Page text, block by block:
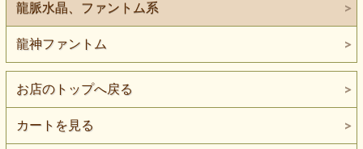
龍脈水晶、ファントム系
龍神ファントム
お店のトップへ戻る
カートを見る